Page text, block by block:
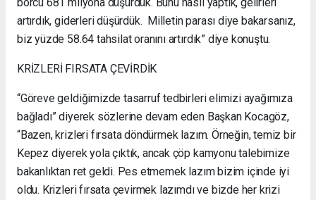
artırdık, giderleri düşürdük. Milletin parası diye bakarsanız,
biz yüzde 58.64 tahsilat oranını artırdık” diye konuştu.
KRİZLERİ FIRSATA ÇEVİRDİK
“Göreve geldiğimizde tasarruf tedbirleri elimizi ayağımıza
bağladı” diyerek sözlerine devam eden Başkan Kocagöz,
“Bazen, krizleri fırsata döndürmek lazım. Örneğin, temiz bir
Kepez diyerek yola çıktık, ancak çöp kamyonu talebimize
bakanlıktan ret geldi. Pes etmemek lazım bizim içinde iyi
oldu. Krizleri fırsata çevirmek lazımdı ve bizde her krizi